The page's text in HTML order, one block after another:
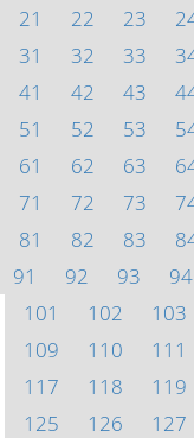
21
22 23
31
32 33
41
42 43
51
52 53
61
62 63
71
72 73
81
82 83
91
92 93 94
101
102 103
109
110 111
117
118 119
125
126 127